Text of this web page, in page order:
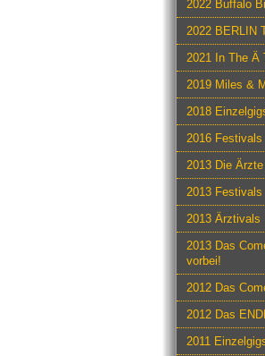
2022 Buffalo
2022 BERLIN
2021 In The Ä
2019 Miles &
2018
2016 Festivals
2013 Die
2013 Festivals
2013 Ärztivals
2013 Das
vorbei!
2012 Das
2012 Das
2011